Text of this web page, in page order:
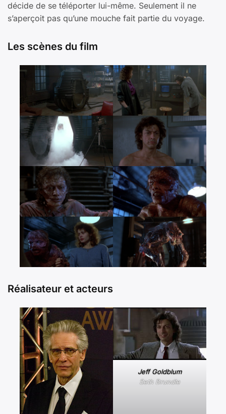
décide de se téléporter lui-même. Seulement il ne
s’aperçoit pas qu’une mouche fait partie du voyage.
Les scènes du film
Réalisateur et acteurs
Jeff Goldblum
Seth Brundle